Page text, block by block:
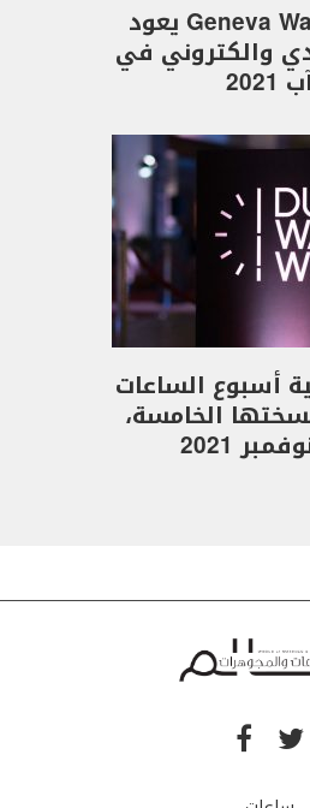
Geneva Watch Days يعود
والكتروني في
أسبوع الساعات
الخامسة،
2021